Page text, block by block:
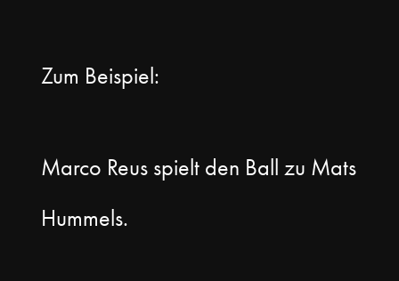
Zum Beispiel:
Marco Reus spielt den Ball zu Mats
Hummels.